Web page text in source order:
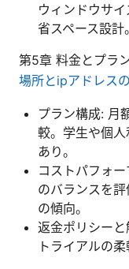
ウィンドウサ
省スペース設計。
第5章 料金とプラ
場所とipアドレス
プラン構成: 月
較。学生や個
あり。
コストパフォ
のバランスを
の傾向。
返金ポリシーと
トライアルの柔